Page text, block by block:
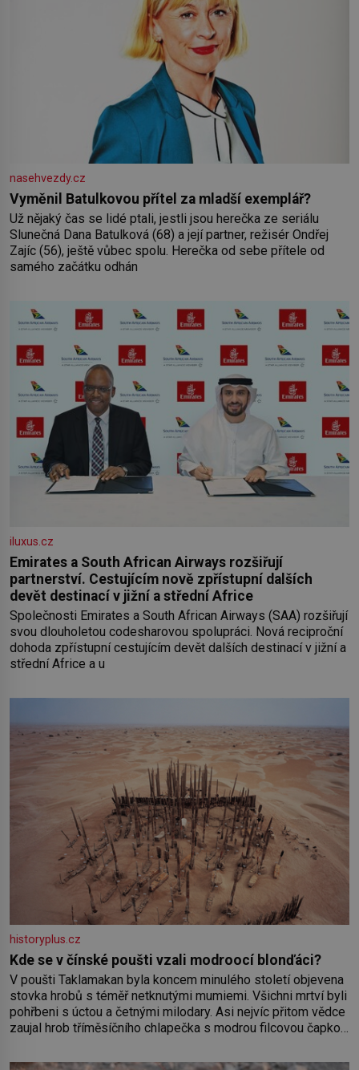
nasehvezdy.cz
Vyměnil Batulkovou přítel za mladší exemplář?
Už nějaký čas se lidé ptali, jestli jsou herečka ze seriálu
Slunečná Dana Batulková (68) a její partner, režisér Ondřej
Zajíc (56), ještě vůbec spolu. Herečka od sebe přítele od
samého začátku odhán
iluxus.cz
Emirates a South African Airways rozšiřují
partnerství. Cestujícím nově zpřístupní dalších
devět destinací v jižní a střední Africe
Společnosti Emirates a South African Airways (SAA) rozšiřují
svou dlouholetou codesharovou spolupráci. Nová reciproční
dohoda zpřístupní cestujícím devět dalších destinací v jižní a
střední Africe a u
historyplus.cz
Kde se v čínské poušti vzali modroocí blonďáci?
V poušti Taklamakan byla koncem minulého století objevena
stovka hrobů s téměř netknutými mumiemi. Všichni mrtví byli
pohřbeni s úctou a četnými milodary. Asi nejvíc přitom vědce
zaujal hrob tříměsíčního chlapečka s modrou filcovou čapkou,
nesmírně dobře zachovalá, přičítají odborníci zdejším